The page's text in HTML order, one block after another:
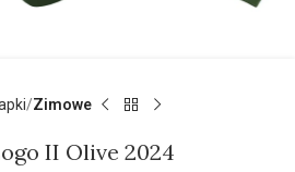
Zimowe
II Olive 2024